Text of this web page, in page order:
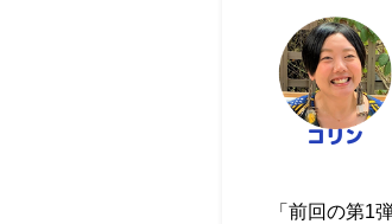
「前回の第1